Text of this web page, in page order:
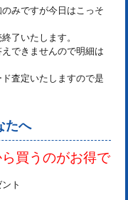
みですが今日はこっそ
了いたします。
できませんので明細は
査定いたしますので是
たへ
買うのがお得で
ト